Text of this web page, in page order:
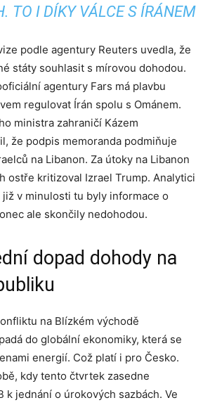
TO I DÍKY VÁLCE S ÍRÁNEM
podle agentury Reuters uvedla, že
státy souhlasit s mírovou dohodou.
agentury Fars má plavbu
regulovat Írán spolu s Ománem.
ministra zahraničí Kázem
že podpis memoranda podmiňuje
na Libanon. Za útoky na Libanon
ostře kritizoval Izrael Trump. Analytici
v minulosti tu byly informace o
ale skončily nedohodou.
dopad dohody na
na Blízkém východě
do globální ekonomiky, která se
energií. Což platí i pro Česko.
kdy tento čtvrtek zasedne
k jednání o úrokových sazbách. Ve